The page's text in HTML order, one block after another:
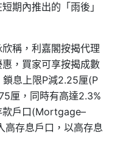
期內推出的「雨後」
稱，利嘉閣按揭代理
，買家可享按揭成數
鎖息上限P減2.25厘(P
厘，同時有高達2.3%
款戶口(Mortgage–
高存息戶口，以高存息